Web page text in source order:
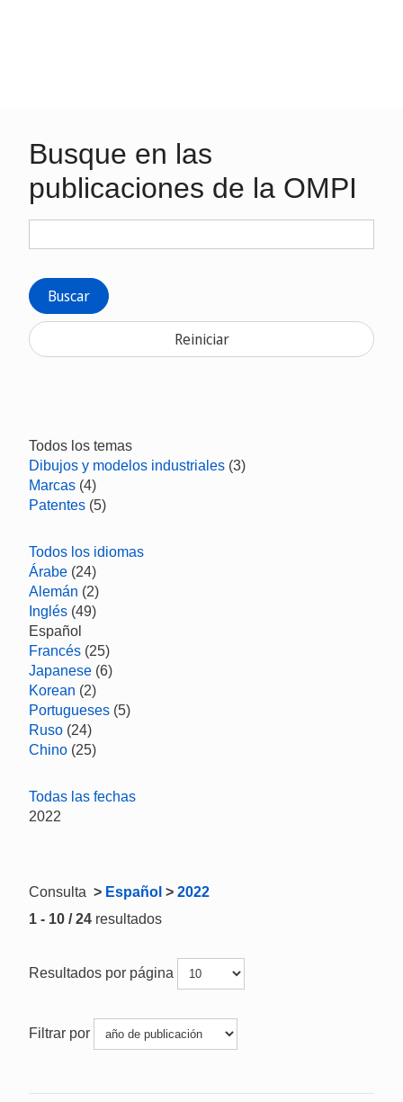
Busque en las
publicaciones de la OMPI
Buscar
Reiniciar
Todos los temas
Dibujos y modelos industriales (3)
Marcas (4)
Patentes (5)
Todos los idiomas
Árabe (24)
Alemán (2)
Inglés (49)
Español
Francés (25)
Japanese (6)
Korean (2)
Portugueses (5)
Ruso (24)
Chino (25)
Todas las fechas
2022
Consulta > Español > 2022
1 - 10 / 24 resultados
Resultados por página
Filtrar por